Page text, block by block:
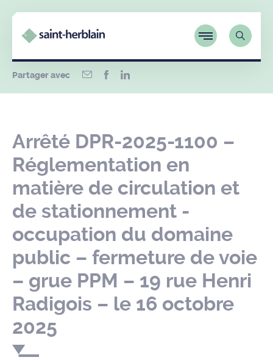
Partager avec
Arrêté DPR-2025-1100 –
Réglementation en
matière de circulation et
de stationnement -
occupation du domaine
public – fermeture de voie
– grue PPM – 19 rue Henri
Radigois – le 16 octobre
2025